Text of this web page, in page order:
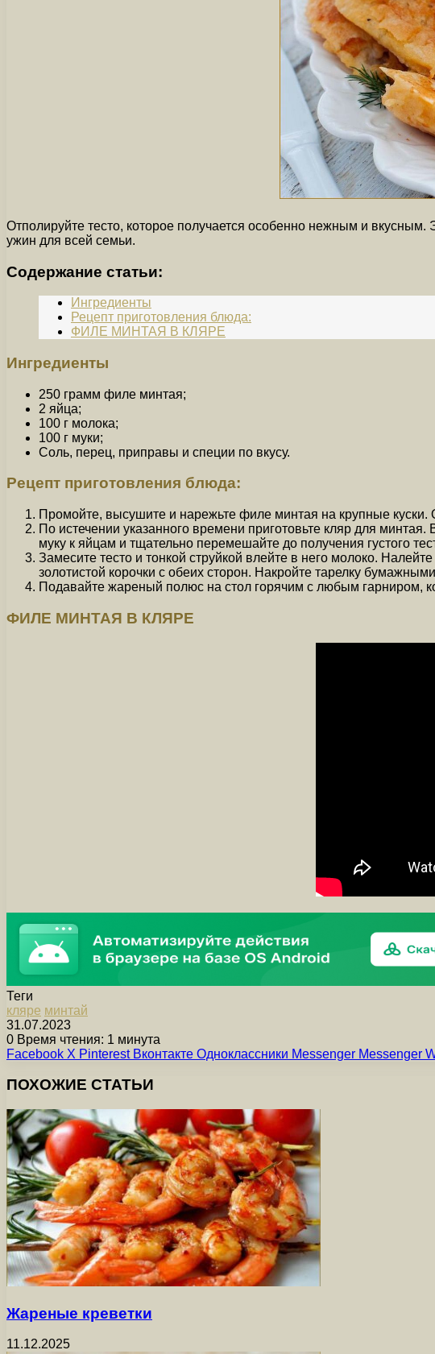
Отполируйте тесто, которое получается особенно нежным и
ужин для всей семьи.
Содержание статьи:
Ингредиенты
Рецепт приготовления блюда:
ФИЛЕ МИНТАЯ В КЛЯРЕ
Ингредиенты
250 грамм филе минтая;
2 яйца;
100 г молока;
100 г муки;
Соль, перец, приправы и специи по вкусу.
Рецепт приготовления блюда:
Промойте, высушите и нарежьте филе минтая на крупные куски.
По истечении указанного времени приготовьте кляр для
муку к яйцам и тщательно перемешайте до получения густого
Замесите тесто и тонкой струйкой влейте в него молоко.
золотистой корочки с обеих сторон. Накройте тарелку
Подавайте жареный полюс на стол горячим с любым гарниром,
ФИЛЕ МИНТАЯ В КЛЯРЕ
Теги
кляре минтай
31.07.2023
0 Время чтения: 1 минута
Facebook X Pinterest Вконтакте Одноклассники Messenger Messenger
ПОХОЖИЕ СТАТЬИ
Жареные креветки
11.12.2025